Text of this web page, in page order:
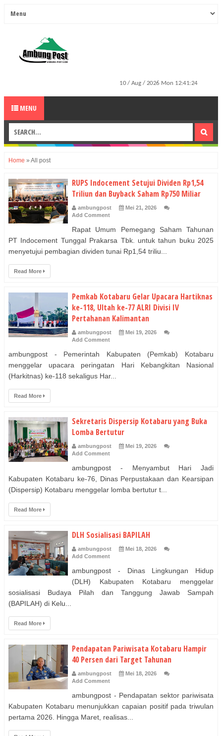
MENU
Home » All post
RUPS Indocement Setujui Dividen Rp1,54
Triliun dan Buyback Saham Rp750 Miliar
ambungpost
Mei 21, 2026
Add Comment
Rapat Umum Pemegang Saham Tahunan
PT Indocement Tunggal Prakarsa Tbk. untuk tahun buku 2025
menyetujui pembagian dividen tunai Rp1,54 triliu...
Read More
Pemkab Kotabaru Gelar Upacara Hartiknas
ke-118, Ultah ke-77 ALRI Divisi IV
Pertahanan Kalimantan
ambungpost
Mei 19, 2026
Add Comment
ambungpost - Pemerintah Kabupaten (Pemkab) Kotabaru
menggelar upacara peringatan Hari Kebangkitan Nasional
(Harkitnas) ke-118 sekaligus Har...
Read More
Sekretaris Dispersip Kotabaru yang Buka
Lomba Bertutur
ambungpost
Mei 19, 2026
Add Comment
ambungpost - Menyambut Hari Jadi
Kabupaten Kotabaru ke-76, Dinas Perpustakaan dan Kearsipan
(Dispersip) Kotabaru menggelar lomba bertutur t...
Read More
DLH Sosialisasi BAPILAH
ambungpost
Mei 18, 2026
Add Comment
ambungpost - Dinas Lingkungan Hidup
(DLH) Kabupaten Kotabaru menggelar
sosialisasi Budaya Pilah dan Tanggung Jawab Sampah
(BAPILAH) di Kelu...
Read More
Pendapatan Pariwisata Kotabaru Hampir
40 Persen dari Target Tahunan
ambungpost
Mei 18, 2026
Add Comment
ambungpost - Pendapatan sektor pariwisata
Kabupaten Kotabaru menunjukkan capaian positif pada triwulan
pertama 2026. Hingga Maret, realisas...